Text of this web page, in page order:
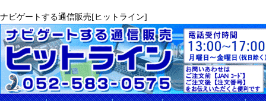
ナビゲートする通信販売[ヒットライン]